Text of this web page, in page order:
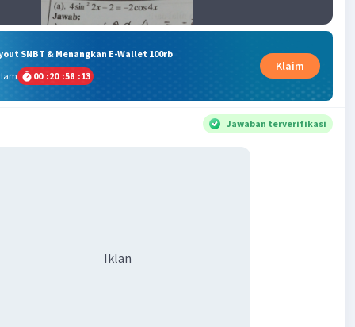
SNBT & Menangkan E-Wallet 100rb
00 :20 :58 :12
Klaim
Jawaban terverifikasi
Iklan